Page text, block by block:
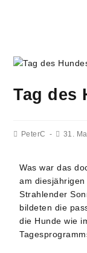
Tag des
PeterC 31.
Was war das
am
Strahlender
bildeten die
die Hunde wie